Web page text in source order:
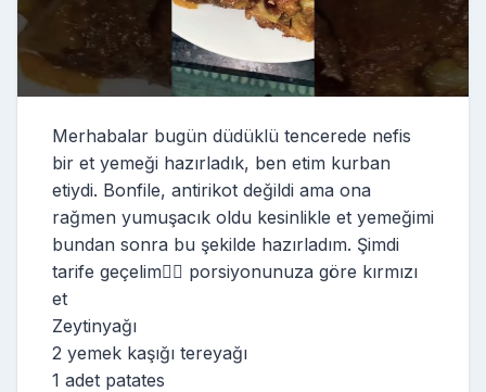
Merhabalar bugün düdüklü tencerede nefis
bir et yemeği hazırladık, ben etim kurban
etiydi. Bonfile, antirikot değildi ama ona
rağmen yumuşacık oldu kesinlikle et yemeğimi
bundan sonra bu şekilde hazırladım. Şimdi
tarife geçelim👉🏻 porsiyonunuza göre kırmızı
et
Zeytinyağı
2 yemek kaşığı tereyağı
1 adet patates